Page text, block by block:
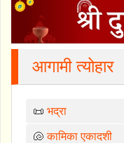
आगामी त्योहार
📜 भद्रा
🐚कामिका एकादशी